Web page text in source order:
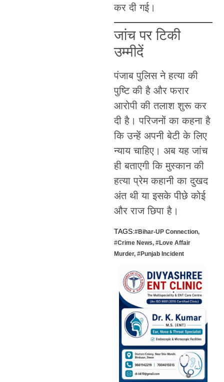
कर दी गई।
जांच पर टिकी
उम्मीदें
पंजाब पुलिस ने हत्या की
पुष्टि की है और फरार
आरोपी की तलाश शुरू कर
दी है। परिजनों का कहना है
कि उन्हें अपनी बेटी के लिए
न्याय चाहिए। अब यह जांच
ही बताएगी कि मुस्कान की
हत्या प्रेम कहानी का दुखद
अंत थी या इसके पीछे कोई
और राज छिपा है।
TAGS:#Bihar-UP Connection,
#Crime News, #Love Affair
Murder, #Punjab Incident